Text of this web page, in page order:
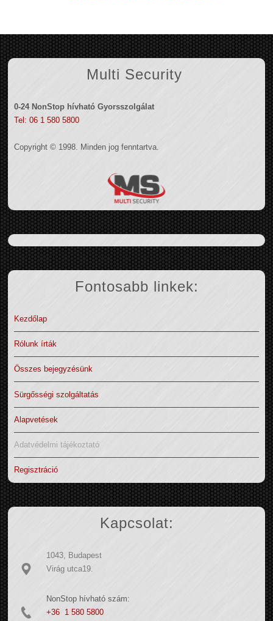
Multi Security
0-24 NonStop hívható Gyorsszolgálat
Tel: 06 1 580 5800
Copyright © 1998. Minden jog fenntartva.
Fontosabb linkek:
Kezdőlap
Rólunk írták
Összes bejegyzésünk
Sürgősségi szolgáltatás
Alapvetések
Adatvédelmi tájékoztató
Regisztráció
Kapcsolat:
1043, Budapest
Virág utca19.
NonStop hívható szám:
+36 1 580 5800